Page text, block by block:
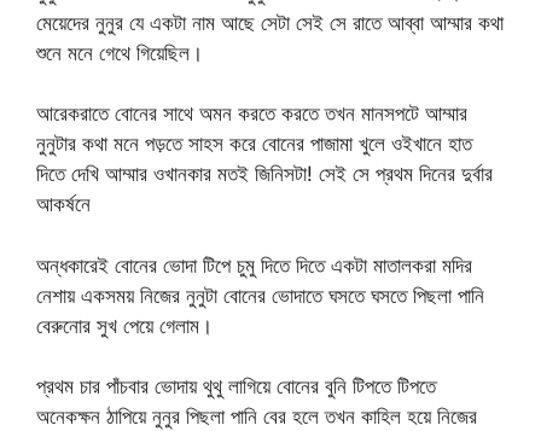
মেয়েদের নুনুর যে একটা নাম আছে সেটা সেই সে রাতে আব্বা আম্মার কথা
শুনে মনে গেথে গিয়েছিল।
আরেকরাতে বোনের সাথে অমন করতে করতে তখন মানসপটে আম্মার
নুনুটার কথা মনে পড়তে সাহস করে বোনের পাজামা খুলে ওইখানে হাত
দিতে দেখি আম্মার ওখানকার মতই জিনিসটা! সেই সে প্রথম দিনের দুর্বার
আকর্ষনে
অন্ধকারেই বোনের ভোদা টিপে চুমু দিতে দিতে একটা মাতালকরা মদির
নেশায় একসময় নিজের নুনুটা বোনের ভোদাতে ঘসতে ঘসতে পিছলা পানি
বেরুনোর সুখ পেয়ে গেলাম।
প্রথম চার পাঁচবার ভোদায় থুথু লাগিয়ে বোনের বুনি টিপতে টিপতে
অনেকক্ষন ঠাপিয়ে নুনুর পিছলা পানি বের হলে তখন কাহিল হয়ে নিজের